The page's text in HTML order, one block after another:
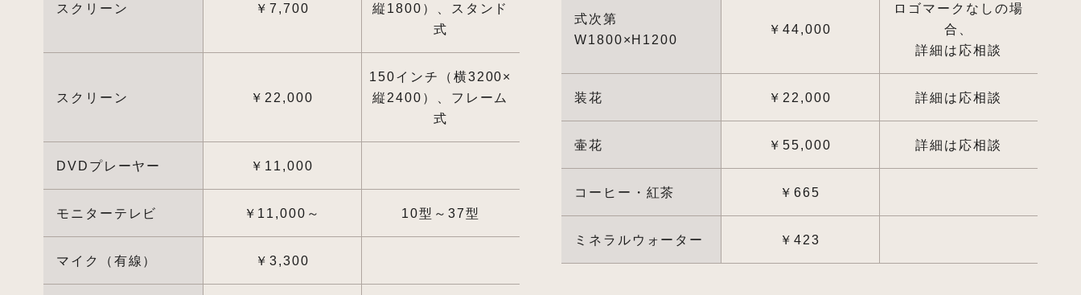
スクリーン ￥7,700
縦1800）、スタンド
式
スクリーン ￥22,000
150インチ（横3200×
縦2400）、フレーム
式
DVDプレーヤー ￥11,000
モニターテレビ ￥11,000～ 10型～37型
マイク（有線） ￥3,300
式次第
W1800×H1200
￥44,000
ロゴマークなしの場
合、
詳細は応相談
装花 ￥22,000 詳細は応相談
壷花 ￥55,000 詳細は応相談
コーヒー・紅茶 ￥665
ミネラルウォーター ￥423